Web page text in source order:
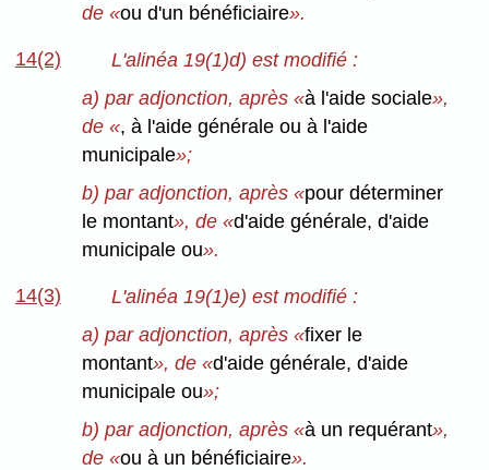
de «ou d'un bénéficiaire».
14(2)
L'alinéa 19(1)d) est modifié :
a) par adjonction, après «à l'aide sociale»,
de «, à l'aide générale ou à l'aide
municipale»;
b) par adjonction, après «pour déterminer
le montant», de «d'aide générale, d'aide
municipale ou».
14(3)
L'alinéa 19(1)e) est modifié :
a) par adjonction, après «fixer le
montant», de «d'aide générale, d'aide
municipale ou»;
b) par adjonction, après «à un requérant»,
de «ou à un bénéficiaire».